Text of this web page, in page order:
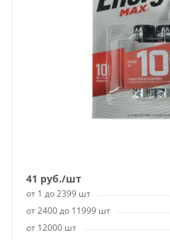
41 руб./шт
от 1 до 2399 шт
от 2400 до 11999 шт
от 12000 шт